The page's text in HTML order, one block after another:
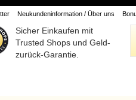
Neukundeninformation / Über uns
Sicher Einkaufen mit
Trusted Shops und Geld-
zurück-Garantie.